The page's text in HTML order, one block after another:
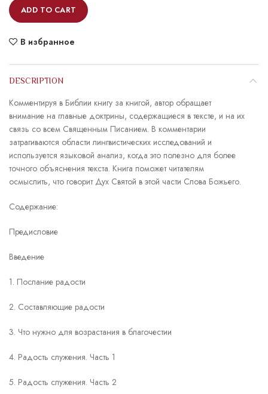
ADD TO CART
В избранное
DESCRIPTION
Комментируя в Библии книгу за книгой, автор обращает
внимание на главные доктрины, содержащиеся в тексте, и на их
связь со всем Священным Писанием. В комментарии
затрагиваются области лингвистических исследований и
используется языковой анализ, когда это полезно для более
точного объяснения текста. Книга поможет читателям
осмыслить, что говорит Дух Святой в этой части Слова Божьего.
Содержание:
Предисловие
Введение
1. Послание радости
2. Составляющие радости
3. Что нужно для возрастания в благочестии
4. Радость служения. Часть 1
5. Радость служения. Часть 2